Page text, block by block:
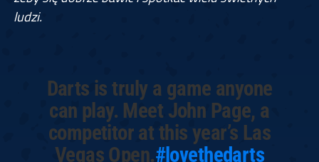
ludzi.
Darts is truly a game anyone
can play. Meet John Page, a
competitor at this year’s Las
Vegas Open.#lovethedarts